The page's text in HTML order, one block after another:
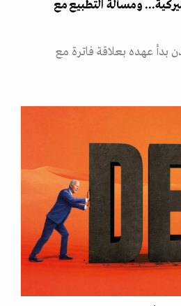
ومسألة التطبيع مع
بدأ عهده بعلاقة فاترة مع